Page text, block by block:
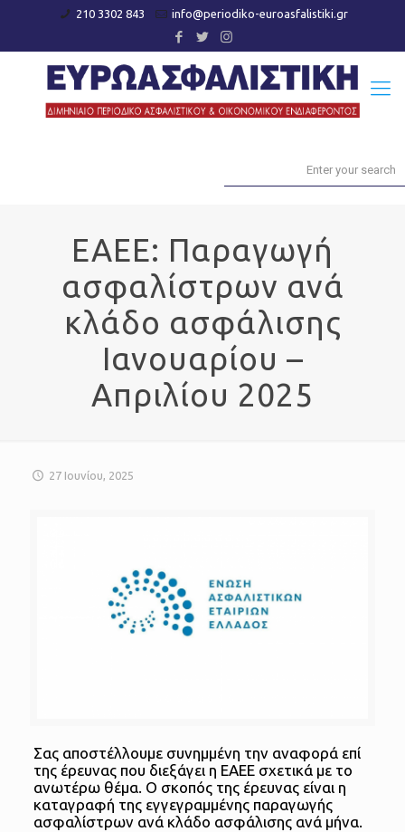
210 3302 843 info@periodiko-euroasfalistiki.gr
ΕΑΕΕ: Παραγωγή
ασφαλίστρων ανά
κλάδο ασφάλισης
Ιανουαρίου –
Απριλίου 2025
27 Ιουνίου, 2025
Σας αποστέλλουμε συνημμένη την αναφορά επί
της έρευνας που διεξάγει η ΕΑΕΕ σχετικά με το
ανωτέρω θέμα. Ο σκοπός της έρευνας είναι η
καταγραφή της εγγεγραμμένης παραγωγής
ασφαλίστρων ανά κλάδο ασφάλισης ανά μήνα.